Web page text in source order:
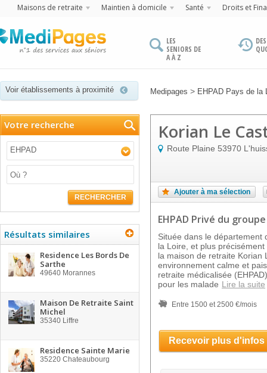
Maisons de retraite Maintien à domicile Santé Droits et
LES
SENIORS DE
A À Z
Voir établissements à proximité Medipages > EHPAD Pays de la
Votre recherche
EHPAD
RECHERCHER
Résultats similaires
Residence Les Bords De
Sarthe
49640 Morannes
Maison De Retraite Saint
Michel
35340 Liffre
Residence Sainte Marie
35220 Chateaubourg
Korian Le
Route Plaine 53970
Ajouter à ma sélection
EHPAD Privé du groupe
Située dans le département
la Loire, et plus
la maison de retraite Korian
environnement calme et
retraite médicalisée
pour les malade Lire la suite
Entre 1500 et 2500 €/mois
Recevoir plus d'infos